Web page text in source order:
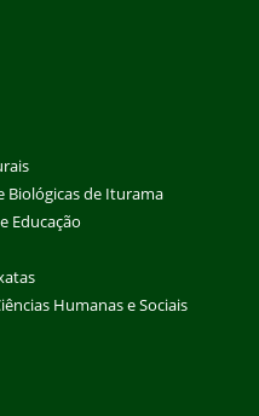
Biológicas de Iturama
Educação
Humanas e Sociais